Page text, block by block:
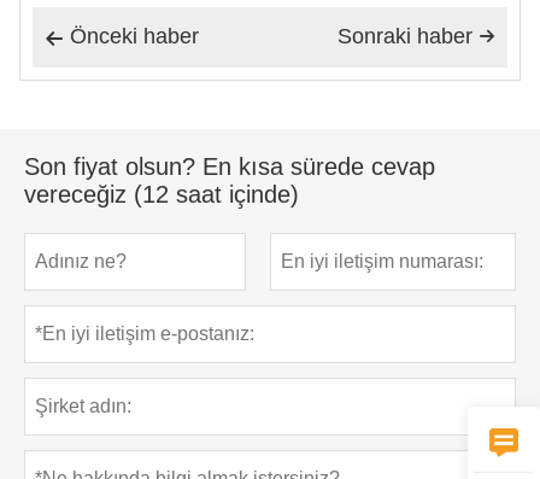
 Önceki haber 
Sonraki haber
Son fiyat olsun? En kısa sürede cevap
vereceğiz (12 saat içinde)
